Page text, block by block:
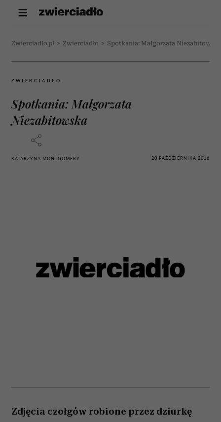
Zwierciadlo.pl > Zwierciadło > Spotkania: Małgorzata Niezabitowska
ZWIERCIADŁO
Spotkania: Małgorzata
Niezabitowska
KATARZYNA MONTGOMERY 20 PAŹDZIERNIKA 2016
Zdjęcia czołgów robione przez dziurkę